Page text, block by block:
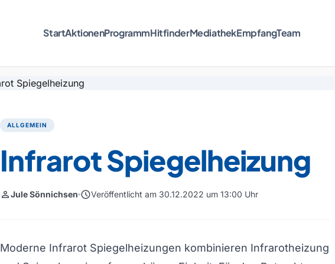
StartAktionenProgrammHitfinderMediathekEmpfangTeam
ALLGEMEIN
Infrarot Spiegelheizung
personJule Sönnichsen scheduleVeröffentlicht am 30.12.2022 um 13:00 Uhr
Moderne Infrarot Spiegelheizungen kombinieren Infrarotheizung